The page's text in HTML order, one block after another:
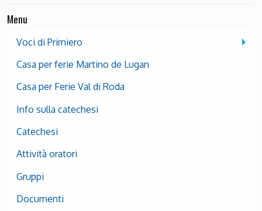
Menu
Voci di Primiero
Casa per ferie Martino de Lugan
Casa per Ferie Val di Roda
Info sulla catechesi
Catechesi
Attività oratori
Gruppi
Documenti